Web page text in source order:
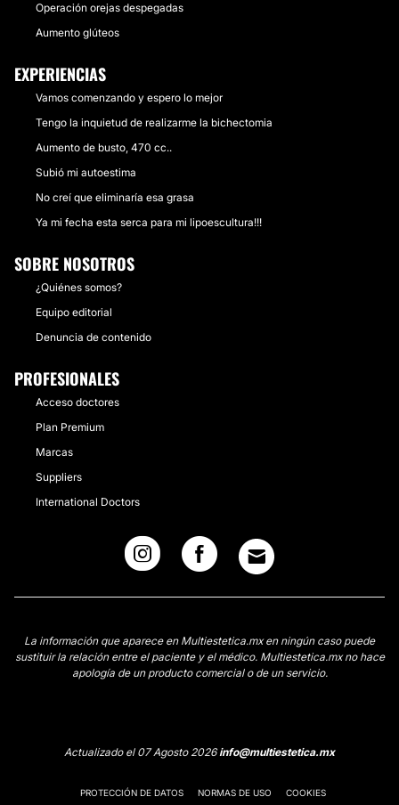
Operación orejas despegadas
Aumento glúteos
EXPERIENCIAS
Vamos comenzando y espero lo mejor
Tengo la inquietud de realizarme la bichectomia
Aumento de busto, 470 cc..
Subió mi autoestima
No creí que eliminaría esa grasa
Ya mi fecha esta serca para mi lipoescultura!!!
SOBRE NOSOTROS
¿Quiénes somos?
Equipo editorial
Denuncia de contenido
PROFESIONALES
Acceso doctores
Plan Premium
Marcas
Suppliers
International Doctors
La información que aparece en Multiestetica.mx en ningún caso puede
sustituir la relación entre el paciente y el médico. Multiestetica.mx no hace
apología de un producto comercial o de un servicio.
Actualizado el 07 Agosto 2026info@multiestetica.mx
PROTECCIÓN DE DATOS NORMAS DE USO COOKIES